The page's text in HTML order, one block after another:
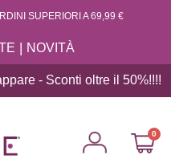
SUPERIORI A 69,99 €
| NOVITÀ
- Sconti oltre il 50%!!!!